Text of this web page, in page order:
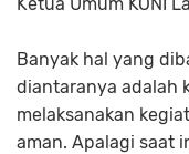
Banyak hal yang
diantaranya adalah
melaksanakan
aman. Apalagi saat